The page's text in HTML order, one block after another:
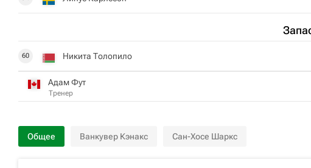
60 Никита Толопило
Адам Фут
Тренер
Общее Ванкувер Кэнакс Сан-Хосе Шаркс